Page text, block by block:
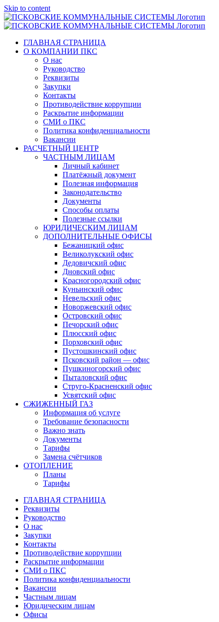
Skip to content
ГЛАВНАЯ СТРАНИЦА
О КОМПАНИИ ПКС
О нас
Руководство
Реквизиты
Закупки
Контакты
Противодействие коррупции
Раскрытие информации
СМИ о ПКС
Политика конфиденциальности
Вакансии
РАСЧЕТНЫЙ ЦЕНТР
ЧАСТНЫМ ЛИЦАМ
Личный кабинет
Платёжный документ
Полезная информация
Законодательство
Документы
Способы оплаты
Полезные ссылки
ЮРИДИЧЕСКИМ ЛИЦАМ
ДОПОЛНИТЕЛЬНЫЕ ОФИСЫ
Бежаницкий офис
Великолукский офис
Дедовичский офис
Дновский офис
Красногородский офис
Куньинский офис
Невельский офис
Новоржевский офис
Островский офис
Печорский офис
Плюсский офис
Порховский офис
Пустошкинский офис
Псковский район — офис
Пушкиногорский офис
Пыталовский офис
Струго-Красненский офис
Усвятский офис
СЖИЖЕННЫЙ ГАЗ
Информация об услуге
Требование безопасности
Важно знать
Документы
Тарифы
Замена счётчиков
ОТОПЛЕНИЕ
Планы
Тарифы
ГЛАВНАЯ СТРАНИЦА
Реквизиты
Руководство
О нас
Закупки
Контакты
Противодействие коррупции
Раскрытие информации
СМИ о ПКС
Политика конфиденциальности
Вакансии
Частным лицам
Юридическим лицам
Офисы